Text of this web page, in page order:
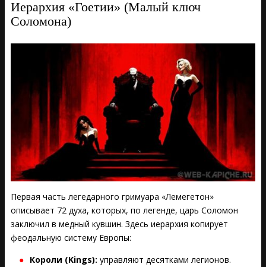
Иерархия «Гоетии» (Малый ключ
Соломона)
Первая часть легедарного гримуара «Лемегетон»
описывает 72 духа, которых, по легенде, царь Соломон
заключил в медный кувшин. Здесь иерархия копирует
феодальную систему Европы:
Короли (Kings): управляют десятками легионов.